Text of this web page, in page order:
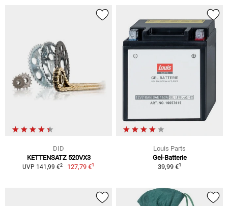
DID
KETTENSATZ 520VX3
UVP 141,99 €2 127,79 €1
Louis Parts
Gel-Batterie
39,99 €1